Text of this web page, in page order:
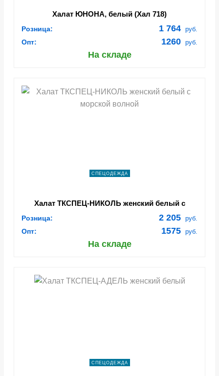
Халат ЮНОНА, белый (Хал 718)
Розница: 1 764 руб.
Опт: 1260 руб.
На складе
СПЕЦОДЕЖДА
Халат ТКСПЕЦ-НИКОЛЬ женский белый с
Розница: 2 205 руб.
Опт: 1575 руб.
На складе
СПЕЦОДЕЖДА